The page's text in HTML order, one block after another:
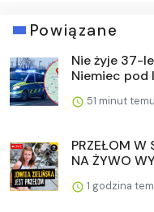
Powiązane
Nie żyje 37-
Niemiec pod
51 minut temu
PRZEŁOM W
NA ŻYWO
1 godzina